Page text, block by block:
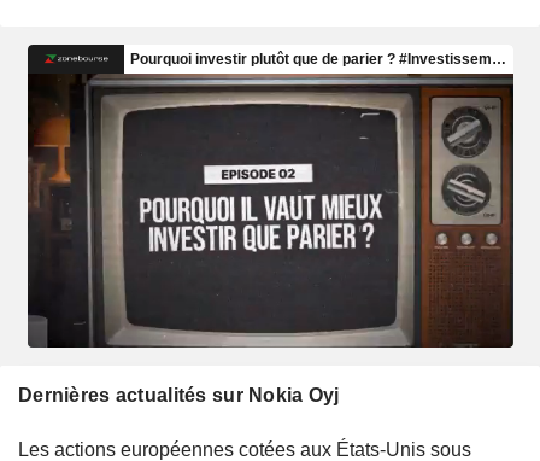
Dernières actualités sur Nokia Oyj
Les actions européennes cotées aux États-Unis sous